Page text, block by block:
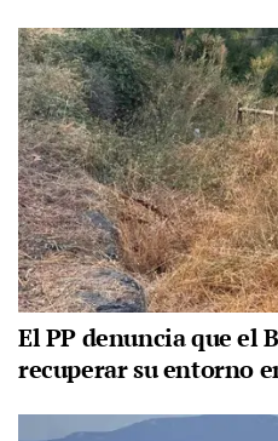
El PP denuncia que el
recuperar su entorno